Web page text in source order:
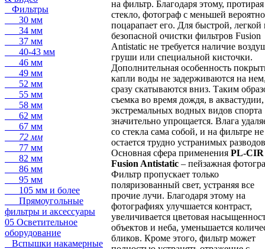
Фильтры
30 мм
34 мм
37 мм
40-43 мм
46 мм
49 мм
52 мм
55 мм
58 мм
62 мм
67 мм
72 мм
77 мм
82 мм
86 мм
95 мм
105 мм и более
Прямоугольные
фильтры и аксессуары
05 Осветительное
оборудование
Вспышки накамерные
на фильтр. Благодаря этому, протирая
стекло, фотограф с меньшей
поцарапает его. Для быстрой, легкой
безопасной очистки фильтров Fusion
Antistatic не требуется наличие
груши или специальной кисточки.
Дополнительная особенность
капли воды не задерживаются на
сразу скатываются вниз. Таким
съемка во время дождя, в аквастудии,
экстремальных водных видов спорта
значительно упрощается. Влага
со стекла сама собой, и на фильтре не
остается трудно устранимых
Основная сфера применения PL-CIR
Fusion Antistatic – пейзажная
Фильтр пропускает только
поляризованный свет, устраняя все
прочие лучи. Благодаря этому на
фотографиях улучшается контраст,
увеличивается цветовая
объектов и неба, уменьшается
бликов. Кроме этого, фильтр может